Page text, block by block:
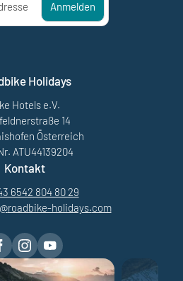
Anmelden
Holidays
Hotels e.V.
14
Österreich
ATU44139204
Kontakt
6542 804 80 29
roadbike-holidays.com